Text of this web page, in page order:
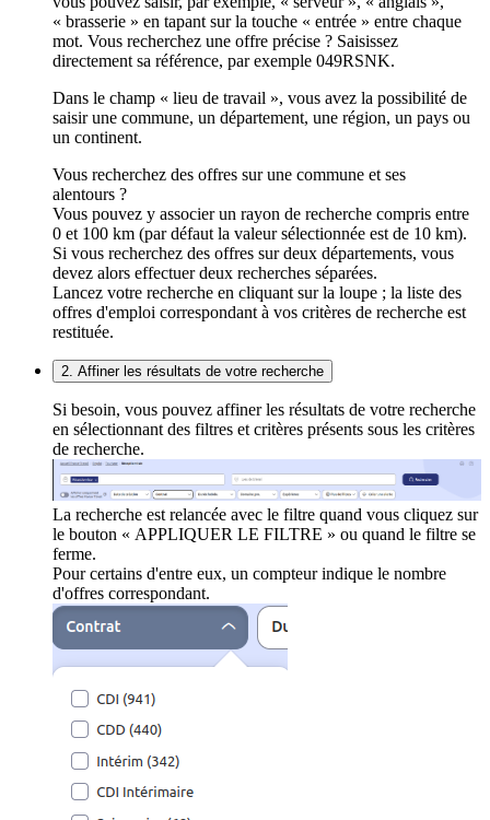
« brasserie » en tapant sur la touche « entrée » entre chaque
mot. Vous recherchez une offre précise ? Saisissez
directement sa référence, par exemple 049RSNK.
Dans le champ « lieu de travail », vous avez la possibilité de
saisir une commune, un département, une région, un pays ou
un continent.
Vous recherchez des offres sur une commune et ses
alentours ?
Vous pouvez y associer un rayon de recherche compris entre
0 et 100 km (par défaut la valeur sélectionnée est de 10 km).
Si vous recherchez des offres sur deux départements, vous
devez alors effectuer deux recherches séparées.
Lancez votre recherche en cliquant sur la loupe ; la liste des
offres d'emploi correspondant à vos critères de recherche est
restituée.
2. Affiner les résultats de votre recherche
Si besoin, vous pouvez affiner les résultats de votre recherche
en sélectionnant des filtres et critères présents sous les critères
de recherche.
La recherche est relancée avec le filtre quand vous cliquez sur
le bouton « APPLIQUER LE FILTRE » ou quand le filtre se
ferme.
Pour certains d'entre eux, un compteur indique le nombre
d'offres correspondant.